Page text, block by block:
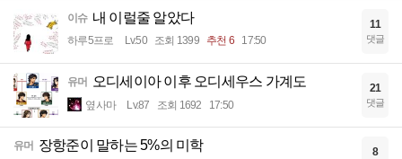
이슈 내 이럴줄 알았다
하루5프로 Lv.50 조회 1399 추천 6 17:50
11
댓글
유머 오디세이아 이후 오디세우스 가계도
옆사마 Lv.87 조회 1692 17:50
21
댓글
유머 장항준이 말하는 5%의 미학 8